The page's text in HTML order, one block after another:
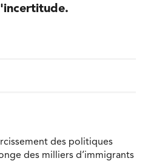
des politiques
des milliers d’immigrants